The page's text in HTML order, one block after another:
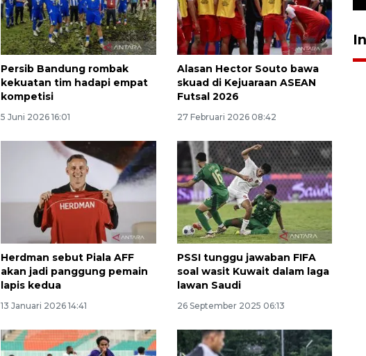
Persib Bandung rombak
kekuatan tim hadapi empat
kompetisi
5 Juni 2026 16:01
Alasan Hector Souto bawa
skuad di Kejuaraan ASEAN
Futsal 2026
27 Februari 2026 08:42
Herdman sebut Piala AFF
akan jadi panggung pemain
lapis kedua
13 Januari 2026 14:41
PSSI tunggu jawaban FIFA
soal wasit Kuwait dalam laga
lawan Saudi
26 September 2025 06:13